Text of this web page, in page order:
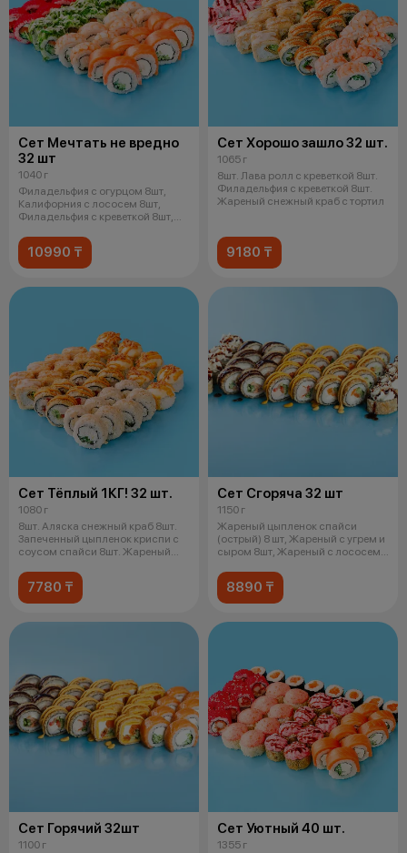
Сет Мечтать не вредно
32 шт
1040 г
Филадельфия с огурцом 8шт,
Калифорния с лососем 8шт,
Филадельфия с креветкой 8шт,
10990 ₸
Сет Хорошо зашло 32 шт.
1065 г
8шт. Лава ролл с креветкой 8шт.
Филадельфия с креветкой 8шт.
Жареный снежный краб с тортил
9180 ₸
Сет Тёплый 1КГ! 32 шт.
1080 г
8шт. Аляска снежный краб 8шт.
Запеченный цыпленок криспи с
соусом спайси 8шт. Жареный
7780 ₸
Сет Сгоряча 32 шт
1150 г
Жареный цыпленок спайси
(острый) 8 шт, Жареный с угрем и
сыром 8шт, Жареный с лососем
8890 ₸
Сет Горячий 32шт
1100 г
Сет Уютный 40 шт.
1355 г